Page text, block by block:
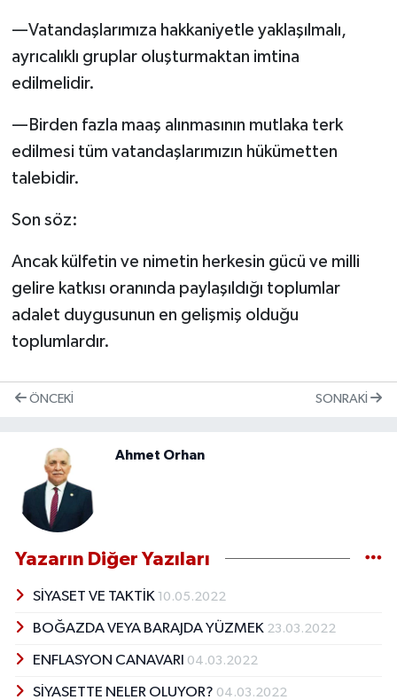
—Vatandaşlarımıza hakkaniyetle yaklaşılmalı,
ayrıcalıklı gruplar oluşturmaktan imtina
edilmelidir.
—Birden fazla maaş alınmasının mutlaka terk
edilmesi tüm vatandaşlarımızın hükümetten
talebidir.
Son söz:
Ancak külfetin ve nimetin herkesin gücü ve milli
gelire katkısı oranında paylaşıldığı toplumlar
adalet duygusunun en gelişmiş olduğu
toplumlardır.
ÖNCEKI SONRAKI
Ahmet Orhan
Yazarın Diğer Yazıları
SİYASET VE TAKTİK 10.05.2022
BOĞAZDA VEYA BARAJDA YÜZMEK 23.03.2022
ENFLASYON CANAVARI 04.03.2022
SİYASETTE NELER OLUYOR? 04.03.2022